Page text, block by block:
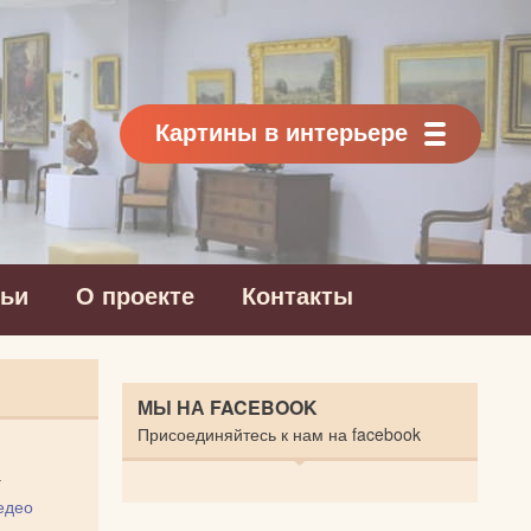
Картины в интерьере
О проекте Контакты
МЫ НА FACEBOOK
Присоединяйтесь к нам на facebook